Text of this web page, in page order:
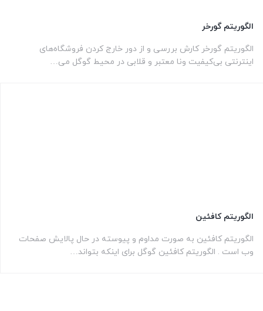
الگوریتم گورخر
الگوریتم گورخر کارش بررسی و از دور خارج کردن فروشگاه‌های
اینترنتی بی‌کیفیت ونا معتبر و قلابی در محیط گوگل می…
الگوریتم کافئین
الگوریتم کافئین به صورت مداوم و پیوسته در حال پالایش صفحات
وب است . الگوریتم کافئین گوگل برای اینکه بتواند…